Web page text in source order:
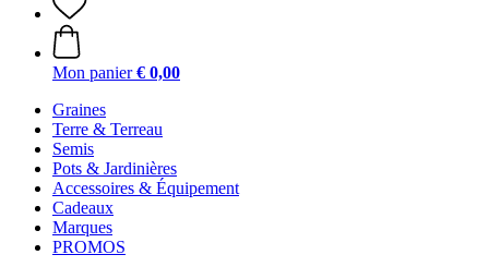
Mon panier € 0,00
Graines
Terre & Terreau
Semis
Pots & Jardinières
Accessoires & Équipement
Cadeaux
Marques
PROMOS